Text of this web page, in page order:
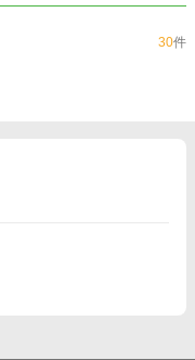
30件